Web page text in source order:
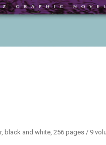
black and white, 256 pages / 9